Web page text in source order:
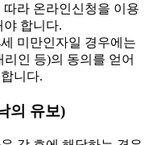
라 온라인신청을 이용
야 합니다.
미만인자일 경우에는
인 등)의 동의를 얻어
니다.
의 유보)